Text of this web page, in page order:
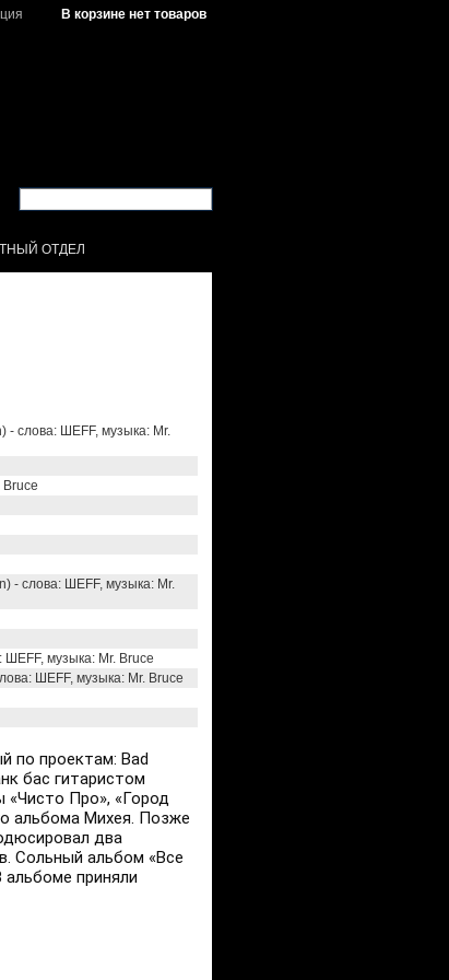
В корзине нет товаров
ОТДЕЛ
- слова: ШЕFF, музыка: Mr.
- слова: ШЕFF, музыка: Mr.
ШЕFF, музыка: Mr. Bruce
ШЕFF, музыка: Mr. Bruce
по проектам: Bad
бас гитаристом
«Чисто Про», «Город
альбома Михея. Позже
два
Сольный альбом «Все
приняли